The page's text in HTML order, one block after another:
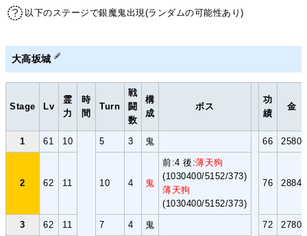
以下のステージで銀魔鬼出現(ランダムの可能性あり)
大高坂城
Stage Lv
霊
力
時
間
Turn
戦
闘
数
構
成
ボス
功
績
金
1 61 10 5 3 鬼 66 2580
2 62 11 10 4 鬼
前:4 後:薄天狗
(1030400/5152/373)
薄天狗
(1030400/5152/373)
76 2884
3 62 11 7 4 鬼 72 2780